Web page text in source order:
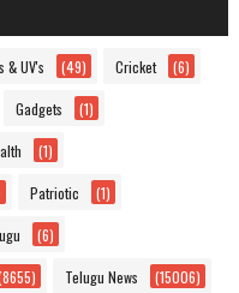
& UV's (49) Cricket (6)
Gadgets (1)
(1)
Patriotic (1)
(6)
Telugu News (15006)